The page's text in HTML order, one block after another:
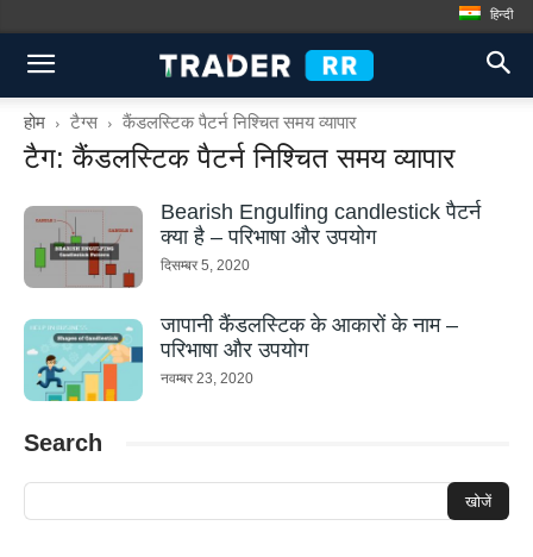
हिन्दी
होम टैग्स कैंडलस्टिक पैटर्न निश्चित समय व्यापार
टैग: कैंडलस्टिक पैटर्न निश्चित समय व्यापार
Bearish Engulfing candlestick पैटर्न
क्या है – परिभाषा और उपयोग
दिसम्बर 5, 2020
जापानी कैंडलस्टिक के आकारों के नाम –
परिभाषा और उपयोग
नवम्बर 23, 2020
Search